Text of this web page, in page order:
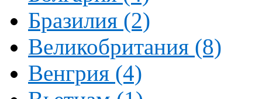
Бразилия (2)
Великобритания (8)
Венгрия (4)